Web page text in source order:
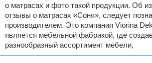
о матрасах и фото такой продукции. Об
отзывы о матрасах «Соня», следует
производителем. Это компания Viorina
является мебельной фабрикой, где
разнообразный ассортимент мебели,